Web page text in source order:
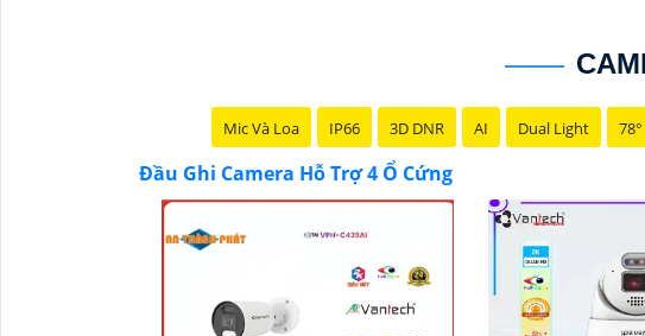
Mic Và Loa IP66 3D DNR AI Dual Light 78°
Đầu Ghi Camera Hỗ Trợ 4 Ổ Cứng